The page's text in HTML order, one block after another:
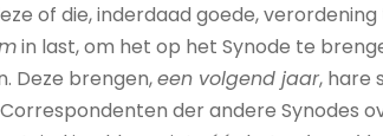
of die, inderdaad goede,
in last, om het op het Synode te
Deze brengen,een volgend jaar, hare
der andere Synodes